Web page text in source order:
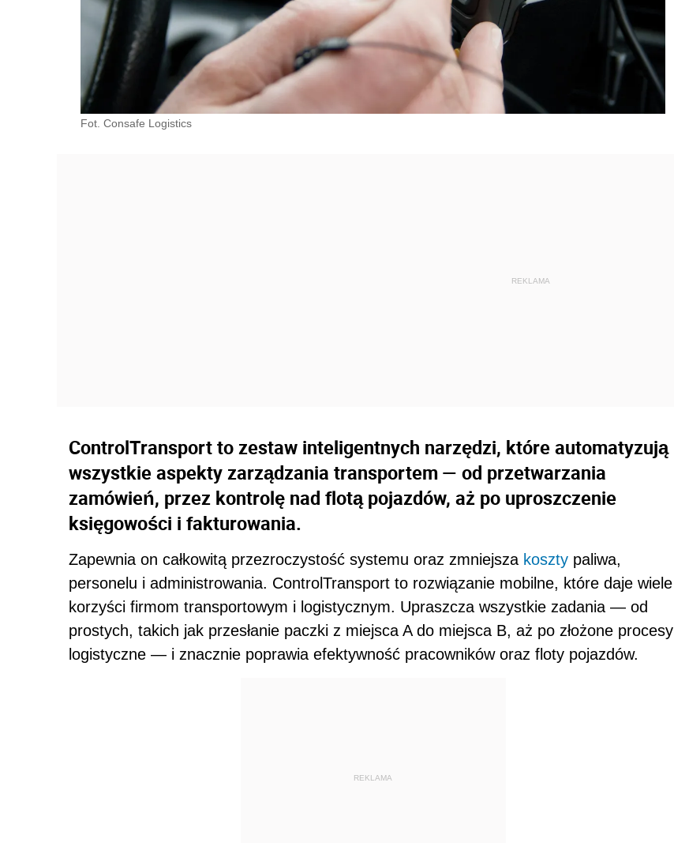
Fot. Consafe Logistics
ControlTransport to zestaw inteligentnych narzędzi, które automatyzują
wszystkie aspekty zarządzania transportem — od przetwarzania
zamówień, przez kontrolę nad flotą pojazdów, aż po uproszczenie
księgowości i fakturowania.
Zapewnia on całkowitą przezroczystość systemu oraz zmniejsza koszty paliwa,
personelu i administrowania. ControlTransport to rozwiązanie mobilne, które daje wiele
korzyści firmom transportowym i logistycznym. Upraszcza wszystkie zadania — od
prostych, takich jak przesłanie paczki z miejsca A do miejsca B, aż po złożone procesy
logistyczne — i znacznie poprawia efektywność pracowników oraz floty pojazdów.
REKLAMA